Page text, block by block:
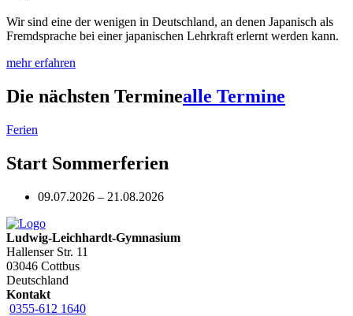
Wir sind eine der wenigen in Deutschland, an denen Japanisch als
Fremdsprache bei einer japanischen Lehrkraft erlernt werden kann.
mehr erfahren
Die nächsten Terminealle Termine
Ferien
Start Sommerferien
09.07.2026 – 21.08.2026
Ludwig-Leichhardt-Gymnasium
Hallenser Str. 11
03046 Cottbus
Deutschland
Kontakt
0355-612 1640